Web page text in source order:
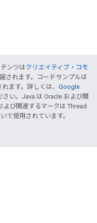
ンツはクリエイティブ・コモ
されます。コードサンプルは
ます。詳しくは、 Google
さい。Java は Oracle および関
よび関連するマークは Thread
て使用されています。